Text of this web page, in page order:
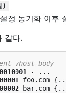
)
정 동기화 이후
같다.
vhost body
-
...
foo. com {
bar. com {